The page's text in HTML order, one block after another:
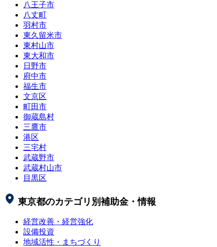
八王子市
八丈町
羽村市
東久留米市
東村山市
東大和市
日野市
府中市
福生市
文京区
町田市
御蔵島村
三鷹市
港区
三宅村
武蔵野市
武蔵村山市
目黒区
東京都のカテゴリ別補助金・情報
経営改善・経営強化
設備投資
地域活性・まちづくり